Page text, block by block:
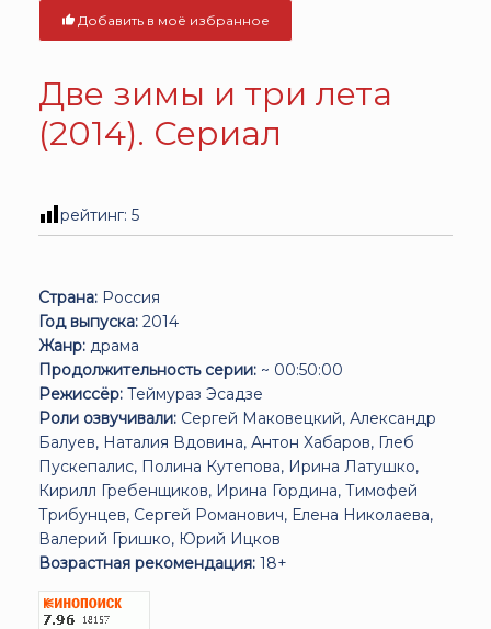
Добавить в моё избранное
Две зимы и три лета
(2014). Сериал
рейтинг: 5
Страна: Россия
Год выпуска: 2014
Жанр: драма
Продолжительность серии: ~ 00:50:00
Режиссёр: Теймураз Эсадзе
Роли озвучивали: Сергей Маковецкий, Александр
Балуев, Наталия Вдовина, Антон Хабаров, Глеб
Пускепалис, Полина Кутепова, Ирина Латушко,
Кирилл Гребенщиков, Ирина Гордина, Тимофей
Трибунцев, Сергей Романович, Елена Николаева,
Валерий Гришко, Юрий Ицков
Возрастная рекомендация: 18+